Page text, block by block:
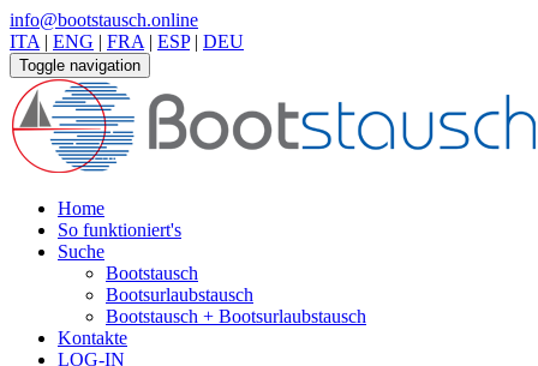
info@bootstausch.online
ITA | ENG | FRA | ESP| DEU
Toggle navigation
Home
So funktioniert's
Suche
Bootstausch
Bootsurlaubstausch
Bootstausch + Bootsurlaubstausch
Kontakte
LOG-IN